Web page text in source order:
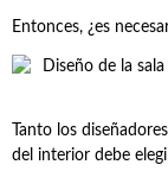
Entonces, ¿es
Tanto los
del interior debe